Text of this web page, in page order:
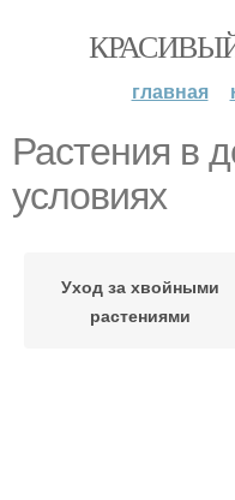
главная
Растения в
условиях
Уход за хвойными
растениями